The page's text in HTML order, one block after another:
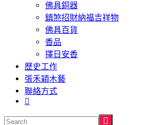
佛具銅器
鎮煞招財納福吉祥物
佛具百貨
香品
擇日安香
歷史工作
張禾穎木藝
聯絡方式